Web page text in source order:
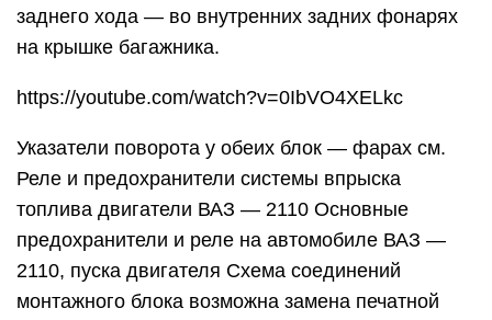
заднего хода — во внутренних задних фонарях
на крышке багажника.
https://youtube.com/watch?v=0IbVO4XELkc
Указатели поворота у обеих блок — фарах см.
Реле и предохранители системы впрыска
топлива двигатели ВАЗ — 2110 Основные
предохранители и реле на автомобиле ВАЗ —
2110, пуска двигателя Схема соединений
монтажного блока возможна замена печатной